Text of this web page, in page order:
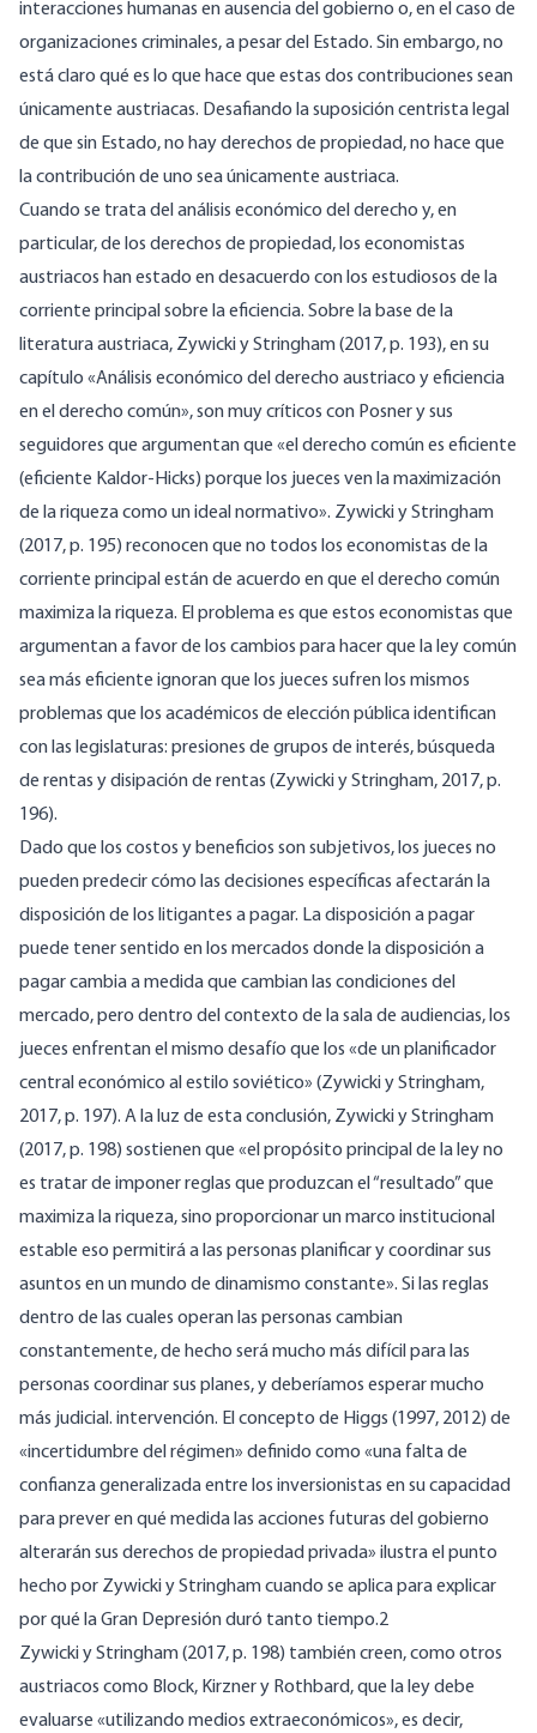
interacciones humanas en ausencia del gobierno o, en el caso de
organizaciones criminales, a pesar del Estado. Sin embargo, no
está claro qué es lo que hace que estas dos contribuciones sean
únicamente austriacas. Desafiando la suposición centrista legal
de que sin Estado, no hay derechos de propiedad, no hace que
la contribución de uno sea únicamente austriaca.
Cuando se trata del análisis económico del derecho y, en
particular, de los derechos de propiedad, los economistas
austriacos han estado en desacuerdo con los estudiosos de la
corriente principal sobre la eficiencia. Sobre la base de la
literatura austriaca, Zywicki y Stringham (2017, p. 193), en su
capítulo «Análisis económico del derecho austriaco y eficiencia
en el derecho común», son muy críticos con Posner y sus
seguidores que argumentan que «el derecho común es eficiente
(eficiente Kaldor-Hicks) porque los jueces ven la maximización
de la riqueza como un ideal normativo». Zywicki y Stringham
(2017, p. 195) reconocen que no todos los economistas de la
corriente principal están de acuerdo en que el derecho común
maximiza la riqueza. El problema es que estos economistas que
argumentan a favor de los cambios para hacer que la ley común
sea más eficiente ignoran que los jueces sufren los mismos
problemas que los académicos de elección pública identifican
con las legislaturas: presiones de grupos de interés, búsqueda
de rentas y disipación de rentas (Zywicki y Stringham, 2017, p.
196).
Dado que los costos y beneficios son subjetivos, los jueces no
pueden predecir cómo las decisiones específicas afectarán la
disposición de los litigantes a pagar. La disposición a pagar
puede tener sentido en los mercados donde la disposición a
pagar cambia a medida que cambian las condiciones del
mercado, pero dentro del contexto de la sala de audiencias, los
jueces enfrentan el mismo desafío que los «de un planificador
central económico al estilo soviético» (Zywicki y Stringham,
2017, p. 197). A la luz de esta conclusión, Zywicki y Stringham
(2017, p. 198) sostienen que «el propósito principal de la ley no
es tratar de imponer reglas que produzcan el “resultado” que
maximiza la riqueza, sino proporcionar un marco institucional
estable eso permitirá a las personas planificar y coordinar sus
asuntos en un mundo de dinamismo constante». Si las reglas
dentro de las cuales operan las personas cambian
constantemente, de hecho será mucho más difícil para las
personas coordinar sus planes, y deberíamos esperar mucho
más judicial. intervención. El concepto de Higgs (1997, 2012) de
«incertidumbre del régimen» definido como «una falta de
confianza generalizada entre los inversionistas en su capacidad
para prever en qué medida las acciones futuras del gobierno
alterarán sus derechos de propiedad privada» ilustra el punto
hecho por Zywicki y Stringham cuando se aplica para explicar
por qué la Gran Depresión duró tanto tiempo.2
Zywicki y Stringham (2017, p. 198) también creen, como otros
austriacos como Block, Kirzner y Rothbard, que la ley debe
evaluarse «utilizando medios extraeconómicos», es decir,